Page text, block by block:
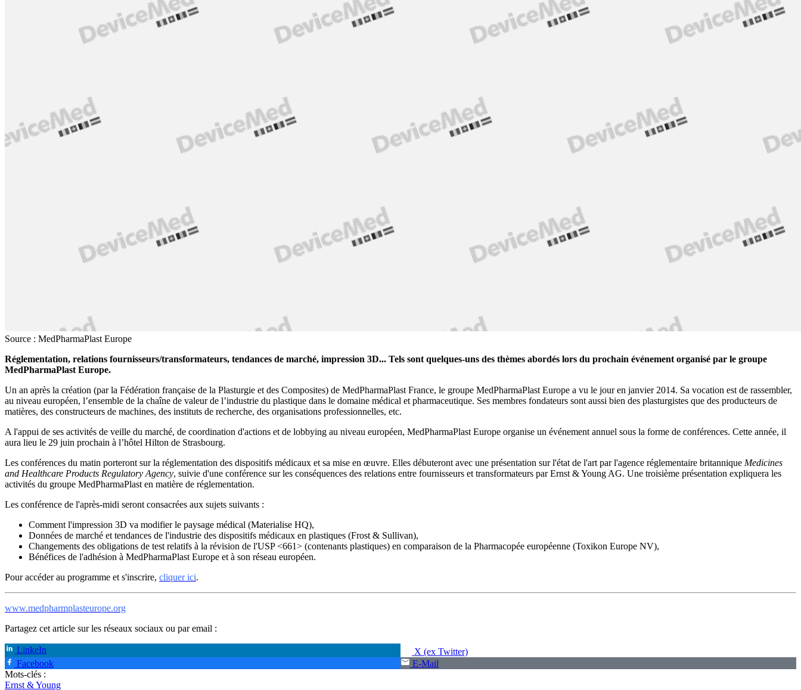
Source : MedPharmaPlast Europe
Réglementation, relations fournisseurs/transformateurs, tendances de marché, impression 3D... Tels sont quelques-uns des thèmes abordés lors du prochain événement organisé par le groupe
MedPharmaPlast Europe.
Un an après la création (par la Fédération française de la Plasturgie et des Composites) de MedPharmaPlast France, le groupe MedPharmaPlast Europe a vu le jour en janvier 2014. Sa vocation est de rassembler,
au niveau européen, l’ensemble de la chaîne de valeur de l’industrie du plastique dans le domaine médical et pharmaceutique. Ses membres fondateurs sont aussi bien des plasturgistes que des producteurs de
matières, des constructeurs de machines, des instituts de recherche, des organisations professionnelles, etc.
A l'appui de ses activités de veille du marché, de coordination d'actions et de lobbying au niveau européen, MedPharmaPlast Europe organise un événement annuel sous la forme de conférences. Cette année, il
aura lieu le 29 juin prochain à l’hôtel Hilton de Strasbourg.
Les conférences du matin porteront sur la réglementation des dispositifs médicaux et sa mise en œuvre. Elles débuteront avec une présentation sur l'état de l'art par l'agence réglementaire britannique Medicines
and Healthcare Products Regulatory Agency, suivie d'une conférence sur les conséquences des relations entre fournisseurs et transformateurs par Ernst & Young AG. Une troisième présentation expliquera les
activités du groupe MedPharmaPlast en matière de réglementation.
Les conférence de l'après-midi seront consacrées aux sujets suivants :
Comment l'impression 3D va modifier le paysage médical (Materialise HQ),
Données de marché et tendances de l'industrie des dispositifs médicaux en plastiques (Frost & Sullivan),
Changements des obligations de test relatifs à la révision de l'USP <661> (contenants plastiques) en comparaison de la Pharmacopée européenne (Toxikon Europe NV),
Bénéfices de l'adhésion à MedPharmaPlast Europe et à son réseau européen.
Pour accéder au programme et s'inscrire, cliquer ici.
www.medpharmplasteurope.org
Partagez cet article sur les réseaux sociaux ou par email :
LinkeIn
X (ex Twitter)
Facebook
E-Mail
Mots-clés :
Ernst & Young